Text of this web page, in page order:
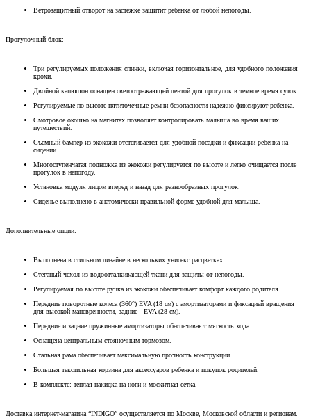
Ветрозащитный отворот на застежке защитит ребенка от любой непогоды.
Прогулочный блок:
Три регулируемых положения спинки, включая горизонтальное, для удобного положения
крохи.
Двойной капюшон оснащен светоотражающей лентой для прогулок в темное время суток.
Регулируемые по высоте пятиточечные ремни безопасности надежно фиксируют ребенка.
Смотровое окошко на магнитах позволяет контролировать малыша во время ваших
путешествий.
Съемный бампер из экокожи отстегивается для удобной посадки и фиксации ребенка на
сидении.
Многоступенчатая подножка из экокожи регулируется по высоте и легко очищается после
прогулок в непогоду.
Установка модуля лицом вперед и назад для разнообразных прогулок.
Сиденье выполнено в анатомически правильной форме удобной для малыша.
Дополнительные опции:
Выполнена в стильном дизайне в нескольких унисекс расцветках.
Стеганый чехол из водоотталкивающей ткани для защиты от непогоды.
Регулируемая по высоте ручка из экокожи обеспечивает комфорт каждого родителя.
Передние поворотные колеса (360°) EVA (18 cм) с амортизаторами и фиксацией вращения
для высокой маневренности, задние - EVA (28 cм).
Передние и задние пружинные амортизаторы обеспечивают мягкость хода.
Оснащена центральным стояночным тормозом.
Стальная рама обеспечивает максимальную прочность конструкции.
Большая текстильная корзина для аксессуаров ребенка и покупок родителей.
В комплекте: теплая накидка на ноги и москитная сетка.
Доставка интернет-магазина “INDIGO” осуществляется по Москве, Московской области и регионам.